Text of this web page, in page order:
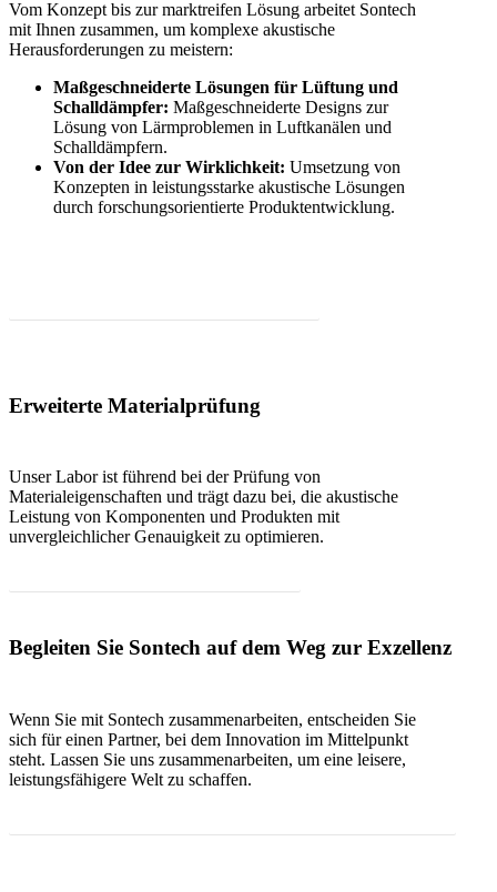
Vom Konzept bis zur marktreifen Lösung arbeitet Sontech
mit Ihnen zusammen, um komplexe akustische
Herausforderungen zu meistern:
Maßgeschneiderte Lösungen für Lüftung und
Schalldämpfer: Maßgeschneiderte Designs zur
Lösung von Lärmproblemen in Luftkanälen und
Schalldämpfern.
Von der Idee zur Wirklichkeit: Umsetzung von
Konzepten in leistungsstarke akustische Lösungen
durch forschungsorientierte Produktentwicklung.
Erweiterte Materialprüfung
Unser Labor ist führend bei der Prüfung von
Materialeigenschaften und trägt dazu bei, die akustische
Leistung von Komponenten und Produkten mit
unvergleichlicher Genauigkeit zu optimieren.
Begleiten Sie Sontech auf dem Weg zur Exzellenz
Wenn Sie mit Sontech zusammenarbeiten, entscheiden Sie
sich für einen Partner, bei dem Innovation im Mittelpunkt
steht. Lassen Sie uns zusammenarbeiten, um eine leisere,
leistungsfähigere Welt zu schaffen.